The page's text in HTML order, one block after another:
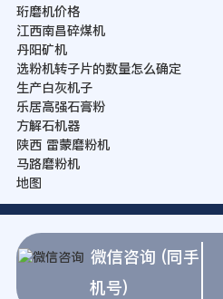
珩磨机价格
江西南昌碎煤机
丹阳矿机
选粉机转子片的数量怎么确定
生产白灰机子
乐居高强石膏粉
方解石机器
陕西 雷蒙磨粉机
马路磨粉机
地图
微信咨询 (同手
机号)